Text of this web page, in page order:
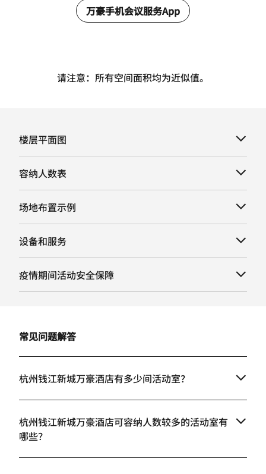
万豪手机会议服务App
请注意：所有空间面积均为近似值。
楼层平面图
容纳人数表
场地布置示例
设备和服务
疫情期间活动安全保障
常见问题解答
杭州钱江新城万豪酒店有多少间活动室？
杭州钱江新城万豪酒店可容纳人数较多的活动室有
哪些？